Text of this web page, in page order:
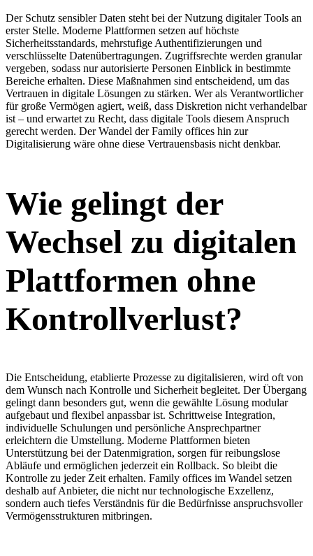
Der Schutz sensibler Daten steht bei der Nutzung digitaler Tools an
erster Stelle. Moderne Plattformen setzen auf höchste
Sicherheitsstandards, mehrstufige Authentifizierungen und
verschlüsselte Datenübertragungen. Zugriffsrechte werden granular
vergeben, sodass nur autorisierte Personen Einblick in bestimmte
Bereiche erhalten. Diese Maßnahmen sind entscheidend, um das
Vertrauen in digitale Lösungen zu stärken. Wer als Verantwortlicher
für große Vermögen agiert, weiß, dass Diskretion nicht verhandelbar
ist – und erwartet zu Recht, dass digitale Tools diesem Anspruch
gerecht werden. Der Wandel der Family offices hin zur
Digitalisierung wäre ohne diese Vertrauensbasis nicht denkbar.
Wie gelingt der
Wechsel zu digitalen
Plattformen ohne
Kontrollverlust?
Die Entscheidung, etablierte Prozesse zu digitalisieren, wird oft von
dem Wunsch nach Kontrolle und Sicherheit begleitet. Der Übergang
gelingt dann besonders gut, wenn die gewählte Lösung modular
aufgebaut und flexibel anpassbar ist. Schrittweise Integration,
individuelle Schulungen und persönliche Ansprechpartner
erleichtern die Umstellung. Moderne Plattformen bieten
Unterstützung bei der Datenmigration, sorgen für reibungslose
Abläufe und ermöglichen jederzeit ein Rollback. So bleibt die
Kontrolle zu jeder Zeit erhalten. Family offices im Wandel setzen
deshalb auf Anbieter, die nicht nur technologische Exzellenz,
sondern auch tiefes Verständnis für die Bedürfnisse anspruchsvoller
Vermögensstrukturen mitbringen.